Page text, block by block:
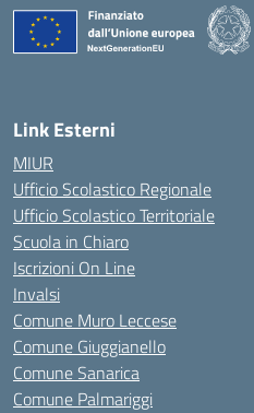
Link Esterni
MIUR
Ufficio Scolastico Regionale
Ufficio Scolastico Territoriale
Scuola in Chiaro
Iscrizioni On Line
Invalsi
Comune Muro Leccese
Comune Giuggianello
Comune Sanarica
Comune Palmariggi